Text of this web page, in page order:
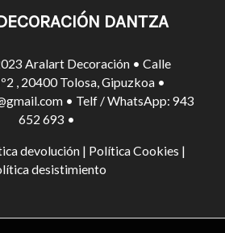
DANTZA
Aralart Decoración • Calle
, 20400 Tolosa, Gipuzkoa •
• Telf / WhatsApp: 943
652 693 •
devolución | Política Cookies |
desistimiento